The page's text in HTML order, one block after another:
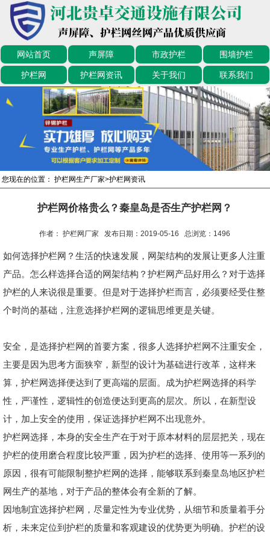
网站首页 声屏障 市政护栏 围墙护栏
护栏网 护栏网资讯 关于我们 联系我们
您现在的位置： 护栏网生产厂家>护栏网资讯
护栏网价格贵么？秦皇岛是否生产护栏网？
作者： 护栏网厂家 发布日期：2019-05-16 总浏览： 1496
如何选择护栏网？生活的快速发展，网架结构的发展让更多人注重
产品。怎么样选择合适的网架结构？护栏网产品好用么？对于选择
护栏的人来说很是重要。但是对于选择护栏而言，必须要经受住整
个时尚的基础，注意选择护栏网的逻辑思维更是关键。
安全，是选择护栏网的首要方案，很多人选择护栏网不注重安全，
主要是因为思考方面狭窄，新型的设计为基础进行改革，这样来
算，护栏网选择便达到了更高端的层面。成为护栏网选择的科学
性，严谨性，逻辑性的创造便达到更高的层次。所以，在新型设
计，加上安全的使用，保证选择护栏网不出现意外。
护栏网选择，本身的安全生产在于对于原本材料的层层把关，现在
护栏的使用磨合程度比较严重，因为护栏的选择、使用等一系列的
原因，很有可能限制整护栏网的选择，能够联系到秦皇岛地区护栏
网生产的基地，对于产品的整体会有全新的了解。
因地制宜选择护栏网，尽量定性为专业优势，从细节和质量着手分
析，未来定位到护栏的质量和客观建设的优势更为明确。护栏的设